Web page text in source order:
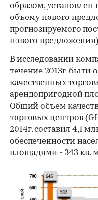
образом,
объему нового
прогнозируемого
нового
В исследовании
течение 2013г. были
качественных
арендопригодной
Общий объем
торговых центров
2014г. составил 4,1
обеспеченности
площадями - 343 кв.